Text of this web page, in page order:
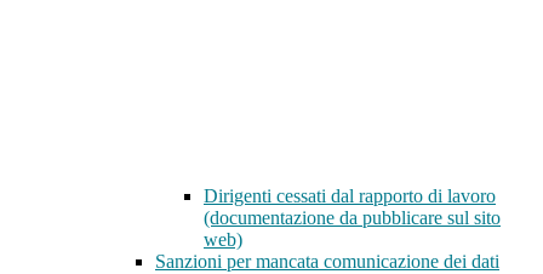
Dirigenti cessati dal rapporto di lavoro
(documentazione da pubblicare sul sito
web)
Sanzioni per mancata comunicazione dei dati